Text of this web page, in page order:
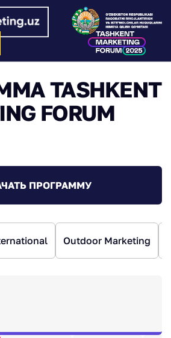
TASHKENT
FORUM
ПРОГРАММУ
Outdoor Marketing